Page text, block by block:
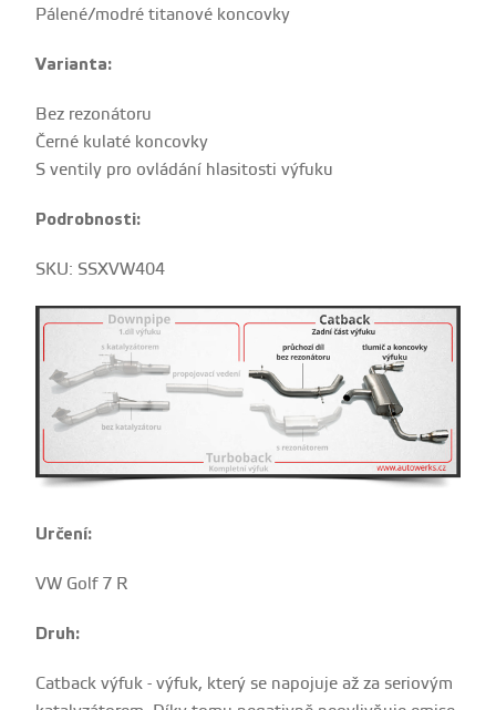
Pálené/modré titanové koncovky
Varianta:
Bez rezonátoru
Černé kulaté koncovky
S ventily pro ovládání hlasitosti výfuku
Podrobnosti:
SKU: SSXVW404
Určení:
VW Golf 7 R
Druh:
Catback výfuk - výfuk, který se napojuje až za seriovým